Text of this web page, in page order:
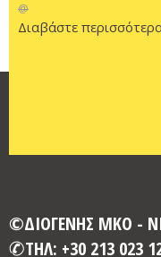
@
Διαβάστε
©ΔΙΟΓΕΝΗΣ ΜΚΟ -
ΤΗΛ: +30 213 023